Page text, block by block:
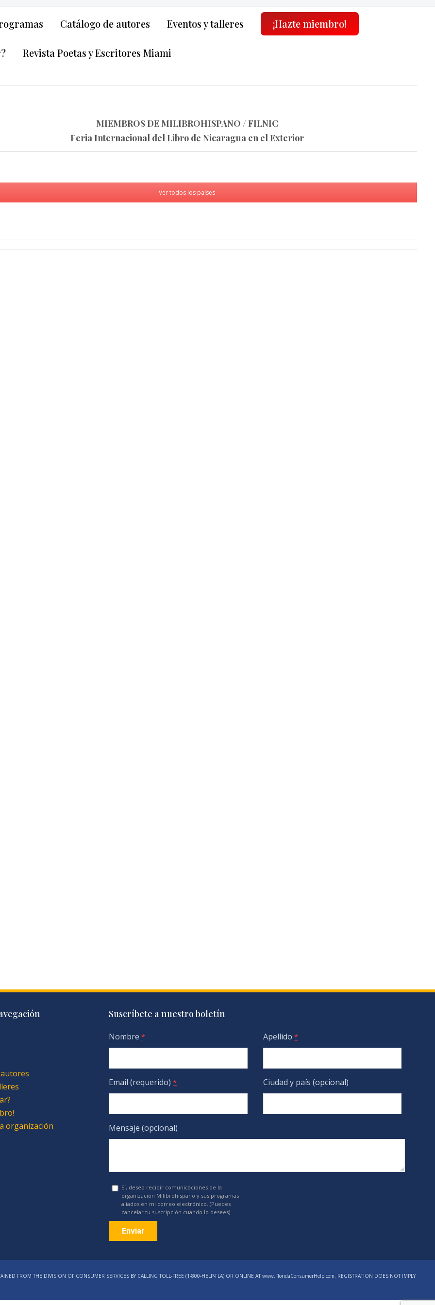
Catálogo de autores Eventos y talleres ¡Hazte miembro!
Revista Poetas y Escritores Miami
MIEMBROS DE MILIBROHISPANO / FILNIC
Feria Internacional del Libro de Nicaragua en el Exterior
Ver todos los países
organización
Suscríbete a nuestro boletín
Nombre * Apellido *
Email (requerido) * Ciudad y país (opcional)
Mensaje (opcional)
Sí, deseo recibir comunicaciones de la
organización Milibrohispano y sus programas
aliados en mi correo electrónico. (Puedes
cancelar tu suscripción cuando lo desees)
Use.
leave
FROM THE DIVISION OF CONSUMER SERVICES BY CALLING TOLL-FREE (1‑800‑HELP‑FLA) OR ONLINE AT www.FloridaConsumerHelp.com. REGISTRATION DOES NOT IMPLY